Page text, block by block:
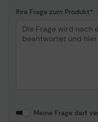
Ihre Frage zum Produkt
Meine Frage darf